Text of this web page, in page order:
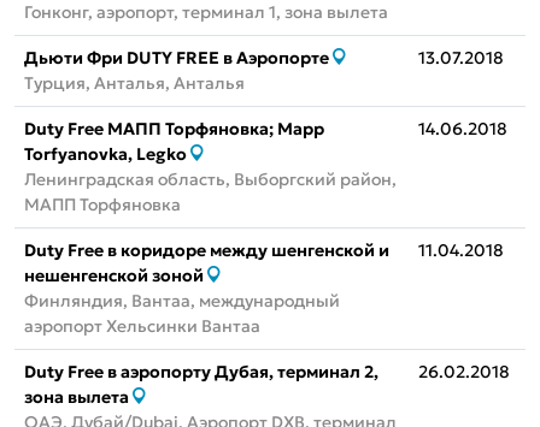
Гонконг, аэропорт, терминал 1, зона вылета
Дьюти Фри DUTY FREE в Аэропорте
Турция, Анталья, Анталья
13.07.2018
Duty Free МАПП Торфяновка; Mapp
Torfyanovka, Legko
Ленинградская область, Выборгский район,
МАПП Торфяновка
14.06.2018
Duty Free в коридоре между шенгенской и
нешенгенской зоной
Финляндия, Вантаа, международный
аэропорт Хельсинки Вантаа
11.04.2018
Duty Free в аэропорту Дубая, терминал 2,
зона вылета
ОАЭ, Дубай/Dubai, Аэропорт DXB, терминал
26.02.2018